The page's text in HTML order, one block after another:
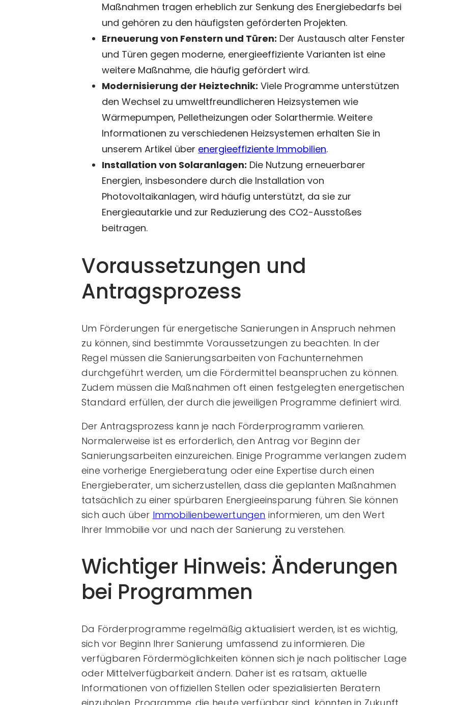
Maßnahmen tragen erheblich zur Senkung des Energiebedarfs bei
und gehören zu den häufigsten geförderten Projekten.
Erneuerung von Fenstern und Türen: Der Austausch alter Fenster
und Türen gegen moderne, energieeffiziente Varianten ist eine
weitere Maßnahme, die häufig gefördert wird.
Modernisierung der Heiztechnik: Viele Programme unterstützen
den Wechsel zu umweltfreundlicheren Heizsystemen wie
Wärmepumpen, Pelletheizungen oder Solarthermie. Weitere
Informationen zu verschiedenen Heizsystemen erhalten Sie in
unserem Artikel über energieeffiziente Immobilien.
Installation von Solaranlagen: Die Nutzung erneuerbarer
Energien, insbesondere durch die Installation von
Photovoltaikanlagen, wird häufig unterstützt, da sie zur
Energieautarkie und zur Reduzierung des CO2-Ausstoßes
beitragen.
Voraussetzungen und
Antragsprozess
Um Förderungen für energetische Sanierungen in Anspruch nehmen
zu können, sind bestimmte Voraussetzungen zu beachten. In der
Regel müssen die Sanierungsarbeiten von Fachunternehmen
durchgeführt werden, um die Fördermittel beanspruchen zu können.
Zudem müssen die Maßnahmen oft einen festgelegten energetischen
Standard erfüllen, der durch die jeweiligen Programme definiert wird.
Der Antragsprozess kann je nach Förderprogramm variieren.
Normalerweise ist es erforderlich, den Antrag vor Beginn der
Sanierungsarbeiten einzureichen. Einige Programme verlangen zudem
eine vorherige Energieberatung oder eine Expertise durch einen
Energieberater, um sicherzustellen, dass die geplanten Maßnahmen
tatsächlich zu einer spürbaren Energieeinsparung führen. Sie können
sich auch über Immobilienbewertungen informieren, um den Wert
Ihrer Immobilie vor und nach der Sanierung zu verstehen.
Wichtiger Hinweis: Änderungen
bei Programmen
Da Förderprogramme regelmäßig aktualisiert werden, ist es wichtig,
sich vor Beginn Ihrer Sanierung umfassend zu informieren. Die
verfügbaren Fördermöglichkeiten können sich je nach politischer Lage
oder Mittelverfügbarkeit ändern. Daher ist es ratsam, aktuelle
Informationen von offiziellen Stellen oder spezialisierten Beratern